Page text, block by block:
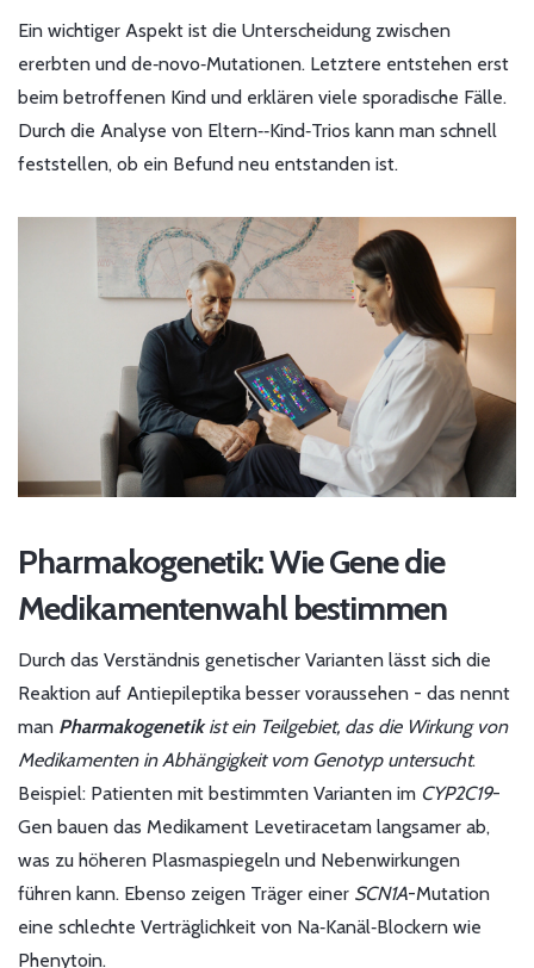
Ein wichtiger Aspekt ist die Unterscheidung zwischen
ererbten und de‑novo‑Mutationen. Letztere entstehen erst
beim betroffenen Kind und erklären viele sporadische Fälle.
Durch die Analyse von Eltern‑‑Kind‑Trios kann man schnell
feststellen, ob ein Befund neu entstanden ist.
Pharmakogenetik: Wie Gene die
Medikamentenwahl bestimmen
Durch das Verständnis genetischer Varianten lässt sich die
Reaktion auf Antiepileptika besser voraussehen - das nennt
man Pharmakogenetikist ein Teilgebiet, das die Wirkung von
Medikamenten in Abhängigkeit vom Genotyp untersucht.
Beispiel: Patienten mit bestimmten Varianten im CYP2C19-
Gen bauen das Medikament Levetiracetam langsamer ab,
was zu höheren Plasmaspiegeln und Nebenwirkungen
führen kann. Ebenso zeigen Träger einer SCN1A-Mutation
eine schlechte Verträglichkeit von Na‑Kanäl‑Blockern wie
Phenytoin.